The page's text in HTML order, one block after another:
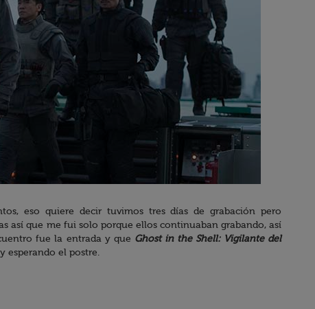
eso quiere decir tuvimos tres días de grabación pero
así que me fui solo porque ellos continuaban grabando, así
fue la entrada y que Ghost in the Shell: Vigilante del
esperando el postre.